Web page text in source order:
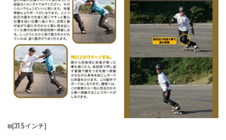
m(31.5インチ)